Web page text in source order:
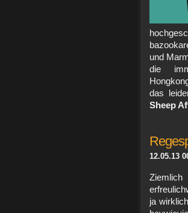
und
die
das
Sheep
12.05.13
ja